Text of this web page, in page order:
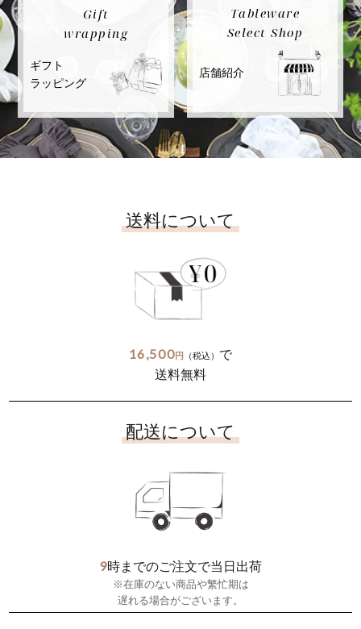
Gift
wrapping
ギフト
ラッピング
Tableware
Select Shop
店舗紹介
送料について
16,500円 （税込） で
送料無料
配送について
9時までのご注文で当日出荷
※在庫のない商品や繁忙期は
遅れる場合がございます。